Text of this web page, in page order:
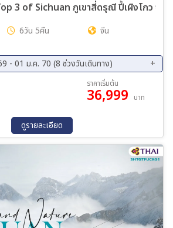
3 of Sichuan ภูเขาสี่ดรุณี ปี้เผิงโกว จิ่วจ้
6วัน 5คืน จีน
- 01 ม.ค. 70 (8 ช่วงวันเดินทาง)
18 ต.ค. 69 - 23 ต.ค. 69
25 ต.ค. 69 - 30 ต.ค. 69
10 พ.ย. 69 - 15 พ.ย. 69
27 ธ.ค. 69 - 01 ม.ค. 70
ราคาเริ่มต้น
36,999 บาท
ดูรายละเอียด